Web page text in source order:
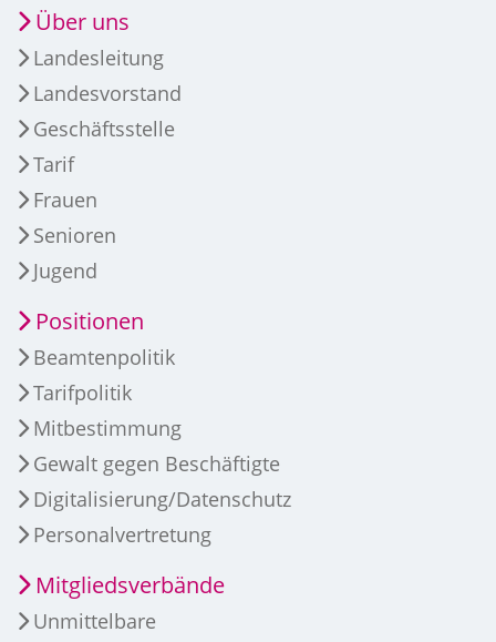
Über uns
Landesleitung
Landesvorstand
Geschäftsstelle
Tarif
Frauen
Senioren
Jugend
Positionen
Beamtenpolitik
Tarifpolitik
Mitbestimmung
Gewalt gegen Beschäftigte
Digitalisierung/Datenschutz
Personalvertretung
Mitgliedsverbände
Unmittelbare